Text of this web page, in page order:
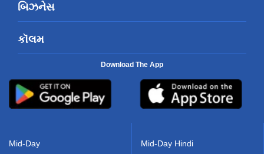
બિઝનેસ
કૉલમ
Download The App
Mid-Day Mid-Day Hindi